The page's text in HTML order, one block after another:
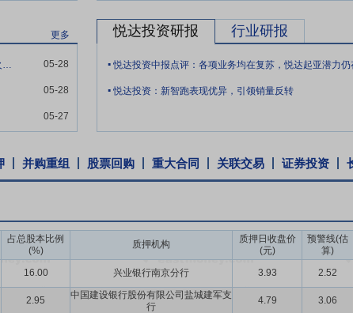
，实力强劲，多年名列中国企业500强，品牌价值1,071亿元，为公司
围涵盖新能源、新材料、智能制造等多个行业，保持多元化经营模式
需求，加强研发队伍建设，加快产品转型升级，在纺织、智能农装、
级人员的体系化管理理念和PDCA工作方法，并且通过大数据分析应
日公告,公司拟收购关联方悦达汽车发展有限公司持有的江苏悦达专用
和销售,主要产品为垃圾车、喷洒车、清洁车等环卫专用车辆。目前,
辆等六大门类20个系列103个型号的产品,目前悦达投资已布局乘用
公告,公司控股股东悦达集团拟自4月3日起12个月内,以不高于7.31元/
更多
公司的转型电力能源计划，应该是公司最英明的决策，现在电力市场火爆，请问公司现在电 05-28
05-28
05-27
悦达投资研报 行业研报
. 悦达投资中报点评：各项业务均在复苏，悦达起亚潜力仍
. 悦达投资：新智跑表现优异，引领销量反转
并购重组 股票回购 重大合同 关联交易 证券投资
占总股本比例
(%)
质押机构
质押日收盘价
(元)
预警线(估
算)
16.00 兴业银行南京分行 3.93 2.52
2.95
中国建设银行股份有限公司盐城建军支
行
4.79 3.06